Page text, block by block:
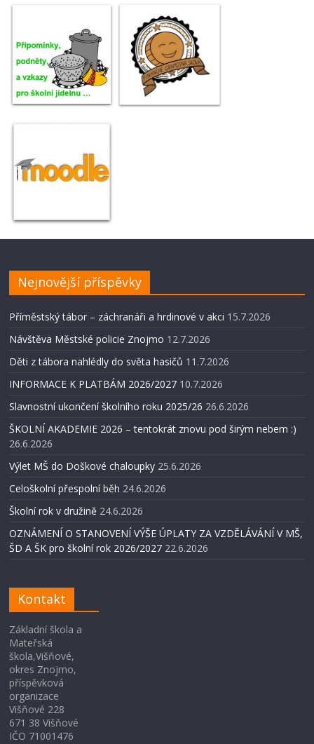
Nejnovější příspěvky
Příměstský tábor – záchranáři a hrdinové v akci 15.7.2026
Návštěva Městské policie Znojmo 12.7.2026
Děti z tábora nahlédly do světa hasičů 11.7.2026
INFORMACE K PLATBÁM 2026/2027 10.7.2026
Slavnostní ukončení školního roku 2025/26 26.6.2026
ŠKOLNÍ AKADEMIE 2026 – tentokrát znovu pod širým nebem :)
26.6.2026
Výlet MŠ do Doškové chaloupky 25.6.2026
Celoškolní přespolní běh 24.6.2026
Školní rok v družině 24.6.2026
OZNÁMENÍ O STANOVENÍ VÝŠE ÚPLATY ZA VZDĚLÁVÁNÍ V MŠ,
ŠD A ŠK pro školní rok 2026/2027 22.6.2026
Kontakt
Základní škola a
Mateřská
škola,Višňové,
okres Znojmo,
příspěvková
organizace
Višňové 228
671 38 Višňové
IČO 71001476